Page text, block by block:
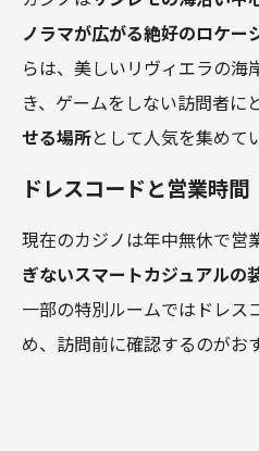
ノラマが広がる絶好のロケー
らは、美しいリヴィエラの海
き、ゲームをしない訪問者に
せる場所として人気を集めて
ドレスコードと営業時間
現在のカジノは年中無休で営
ぎないスマートカジュアルの
一部の特別ルームではドレス
め、訪問前に確認するのがお